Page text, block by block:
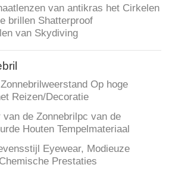
van antikras het Cirkelen
brillen Shatterproof
van Skydiving
Op hoge
Reizen/Decoratie
de Zonnebrilpc van de
Houten Tempelmateriaal
Eyewear, Modieuze
Prestaties